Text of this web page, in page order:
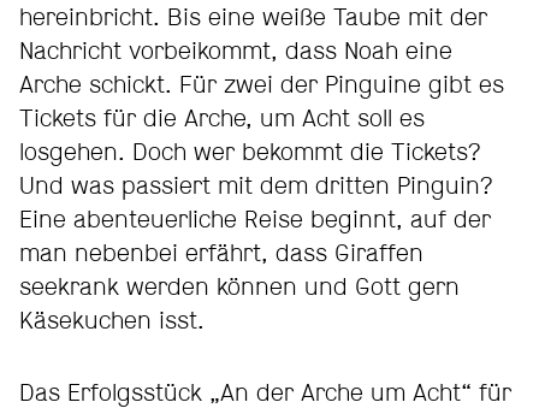
hereinbricht. Bis eine weiße Taube mit der
Nachricht vorbeikommt, dass Noah eine
Arche schickt. Für zwei der Pinguine gibt es
Tickets für die Arche, um Acht soll es
losgehen. Doch wer bekommt die Tickets?
Und was passiert mit dem dritten Pinguin?
Eine abenteuerliche Reise beginnt, auf der
man nebenbei erfährt, dass Giraffen
seekrank werden können und Gott gern
Käsekuchen isst.
Das Erfolgsstück „An der Arche um Acht“ für